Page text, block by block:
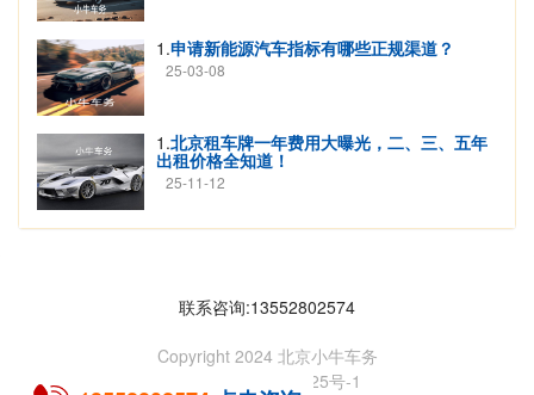
1.申请新能源汽车指标有哪些正规渠道？
25-03-08
1.北京租车牌一年费用大曝光，二、三、五年
出租价格全知道！
25-11-12
联系咨询:13552802574
Copyright 2024 北京小牛车务
京ICP备2023005325号-1